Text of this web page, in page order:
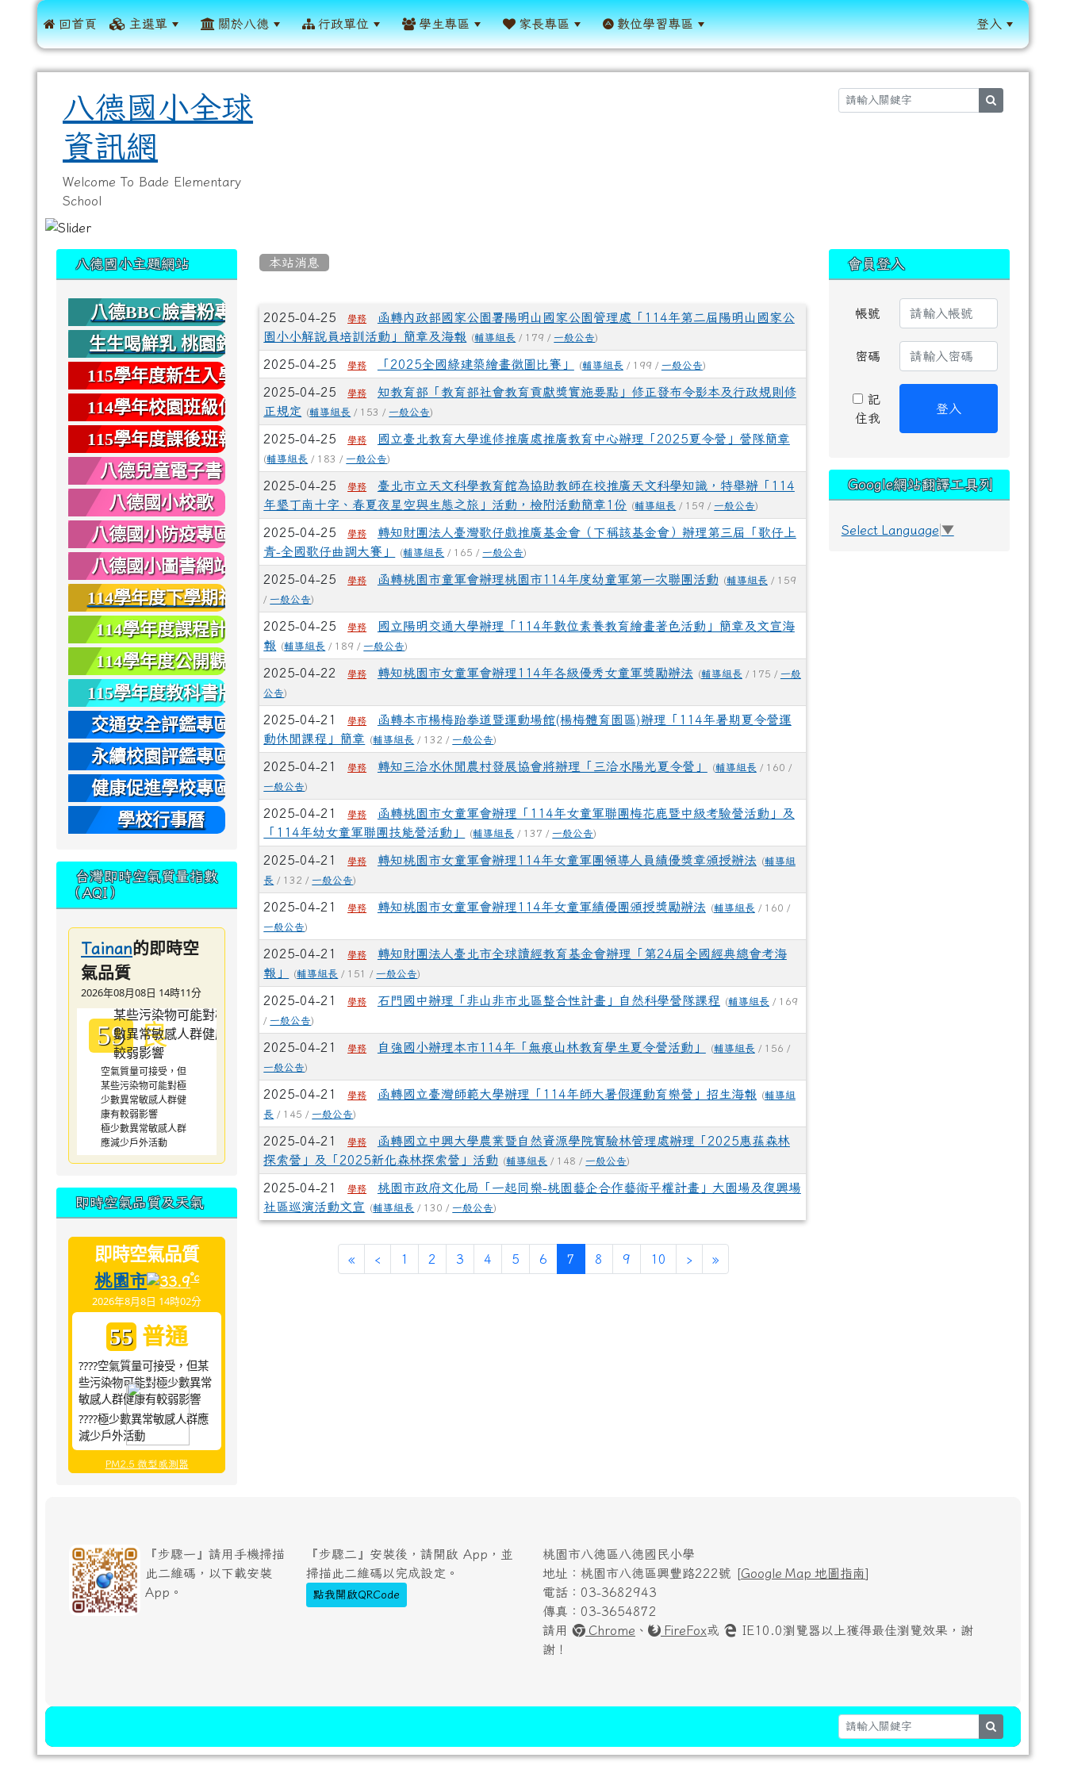
 回首頁 主選單 關於八德 行政單位 學生專區 家長專區 數位學習專區 登入
八德國小全球
資訊網
Welcome To Bade Elementary
School
本站消息
文章列表
2025-04-25 學務
函轉內政部國家公園署陽明山國家公園管理處「114年第二屆陽明山國家公
園小小解說員培訓活動」簡章及海報
(輔導組長 / 179 / 一般公告)
2025-04-25 學務 「2025全國綠建築繪畫徵圖比賽」 (輔導組長 / 199 / 一般公告)
2025-04-25 學務
知教育部「教育部社會教育貢獻獎實施要點」修正發布令影本及行政規則修
正規定
(輔導組長 / 153 / 一般公告)
2025-04-25 學務 國立臺北教育大學進修推廣處推廣教育中心辦理「2025夏令營」營隊簡章
(輔導組長 / 183 / 一般公告)
2025-04-25 學務
臺北市立天文科學教育館為協助教師在校推廣天文科學知識，特舉辦「114
年墾丁南十字、春夏夜星空與生態之旅」活動，檢附活動簡章1份
(輔導組長 / 159 / 一般公告)
2025-04-25 學務
轉知財團法人臺灣歌仔戲推廣基金會（下稱該基金會）辦理第三屆「歌仔上
青-全國歌仔曲調大賽」
(輔導組長 / 165 / 一般公告)
2025-04-25 學務 函轉桃園市童軍會辦理桃園市114年度幼童軍第一次聯團活動 (輔導組長 / 159
/ 一般公告)
2025-04-25 學務
國立陽明交通大學辦理「114年數位素養教育繪畫著色活動」簡章及文宣海
報
(輔導組長 / 189 / 一般公告)
2025-04-22 學務 轉知桃園市女童軍會辦理114年各級優秀女童軍獎勵辦法 (輔導組長 / 175 / 一般
公告)
2025-04-21 學務
函轉本市楊梅跆拳道暨運動場館(楊梅體育園區)辦理「114年暑期夏令營運
動休閒課程」簡章
(輔導組長 / 132 / 一般公告)
2025-04-21 學務 轉知三洽水休閒農村發展協會將辦理「三洽水陽光夏令營」 (輔導組長 / 160 /
一般公告)
2025-04-21 學務
函轉桃園市女童軍會辦理「114年女童軍聯團梅花鹿暨中級考驗營活動」及
「114年幼女童軍聯團技能營活動」
(輔導組長 / 137 / 一般公告)
2025-04-21 學務 轉知桃園市女童軍會辦理114年女童軍團領導人員績優獎章頒授辦法 (輔導組
長 / 132 / 一般公告)
2025-04-21 學務 轉知桃園市女童軍會辦理114年女童軍績優團頒授獎勵辦法 (輔導組長 / 160 /
一般公告)
2025-04-21 學務
轉知財團法人臺北市全球讀經教育基金會辦理「第24屆全國經典總會考海
報」
(輔導組長 / 151 / 一般公告)
2025-04-21 學務 石門國中辦理「非山非市北區整合性計畫」自然科學營隊課程 (輔導組長 / 169
/ 一般公告)
2025-04-21 學務 自強國小辦理本市114年「無痕山林教育學生夏令營活動」 (輔導組長 / 156 /
一般公告)
2025-04-21 學務 函轉國立臺灣師範大學辦理「114年師大暑假運動育樂營」招生海報 (輔導組
長 / 145 / 一般公告)
2025-04-21 學務
函轉國立中興大學農業暨自然資源學院實驗林管理處辦理「2025惠蓀森林
探索營」及「2025新化森林探索營」活動
(輔導組長 / 148 / 一般公告)
2025-04-21 學務
桃園市政府文化局「一起同樂-桃園藝企合作藝術平權計畫」大園場及復興場
社區巡演活動文宣
(輔導組長 / 130 / 一般公告)
« ‹ 1 2 3 4 5 6 7 (current)
8 9 10 › »
八德國小主題網站
八德BBC臉書粉專
生生喝鮮乳 桃園鈣
健康
115學年度新生入學
專區
114學年校園班級位
置圖
115學年度課後班報
名
八德兒童電子書
八德國小校歌
八德國小防疫專區
八德國小圖書網站
114學年度下學期社
團報名
114學年度課程計
畫
114學年度公開觀
課
115學年度教科書版
本
交通安全評鑑專區
永續校園評鑑專區
健康促進學校專區
學校行事曆
台灣即時空氣質量指數
（AQI）
Tainan的即時空
氣品質
2026年08月08日 14時11分
59 良
空氣質量可接受，但
某些污染物可能對極
少數異常敏感人群健
康有較弱影響
極少數異常敏感人群
應減少戶外活動
即時空氣品質及天氣
即時空氣品質
桃園市 33.9°c
2026年8月8日 14時02分
55 普通
????空氣質量可接受，但某
些污染物可能對極少數異常
敏感人群健康有較弱影響
????極少數異常敏感人群應
減少戶外活動
PM2.5 微型感測器
會員登入
帳號
密碼
記
住我
登入
Google網站翻譯工具列
Select Language ▼
『步驟一』請用手機掃描
此二維碼，以下載安裝
App。
『步驟二』安裝後，請開啟 App，並
掃描此二維碼以完成設定。
點我開啟QRCode
桃園市八德區八德國民小學
地址：桃園市八德區興豐路222號 [Google Map 地圖指南]
電話：03-3682943
傳真：03-3654872
請用
Chrome 、 FireFox或
IE10.0瀏覽器以上獲得最佳瀏覽效果，謝
謝！